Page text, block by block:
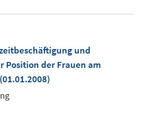
und
Position der Frauen am
In
(01.01.2008)